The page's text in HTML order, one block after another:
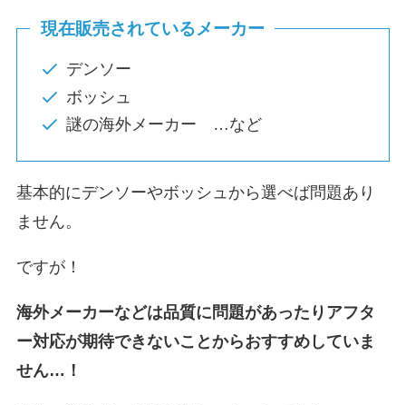
現在販売されているメーカー
デンソー
ボッシュ
謎の海外メーカー …など
基本的にデンソーやボッシュから選べば問題あり
ません。
ですが！
海外メーカーなどは品質に問題があったりアフタ
ー対応が期待できないことからおすすめしていま
せん…！